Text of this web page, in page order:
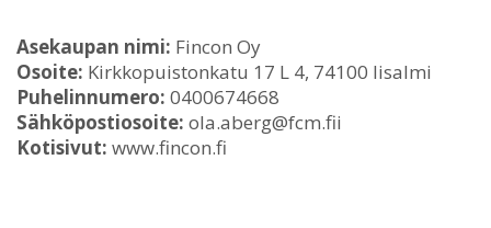
Asekaupan nimi: Fincon Oy
Osoite: Kirkkopuistonkatu 17 L 4, 74100 Iisalmi
Puhelinnumero: 0400674668
Sähköpostiosoite: ola.aberg@fcm.fii
Kotisivut: www.fincon.fi